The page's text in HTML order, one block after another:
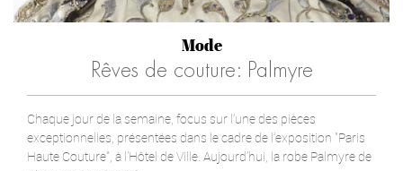
Mode
Rêves de couture: Palmyre
Chaque jour de la semaine, focus sur l’une des pièces
exceptionnelles, présentées dans le cadre de l’exposition "Paris
Haute Couture", à l’Hôtel de Ville. Aujourd’hui, la robe Palmyre de